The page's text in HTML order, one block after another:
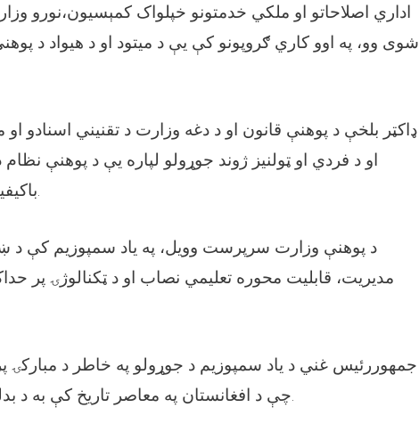
اداري اصلاحاتو او ملکي خدمتونو خپلواک کمېسیون،نورو
شوی وو، په اوو کاري ګروپونو کې یې د میتود او د هیواد د
ډاکټر بلخې د پوهنې قانون او د دغه وزارت د تقنیني اسنادو او
او د فردي او ټولنیز ژوند جوړولو لپاره یې د پوهنې
د پوهنې وزارت سرپرست وویل، په یاد سمپوزیم کې
مدیریت، قابلیت محوره تعلیمي نصاب او د ټکنالوژۍ پر
جمهوررئیس غني د یاد سمپوزیم د جوړولو په خاطر د مبارکۍ